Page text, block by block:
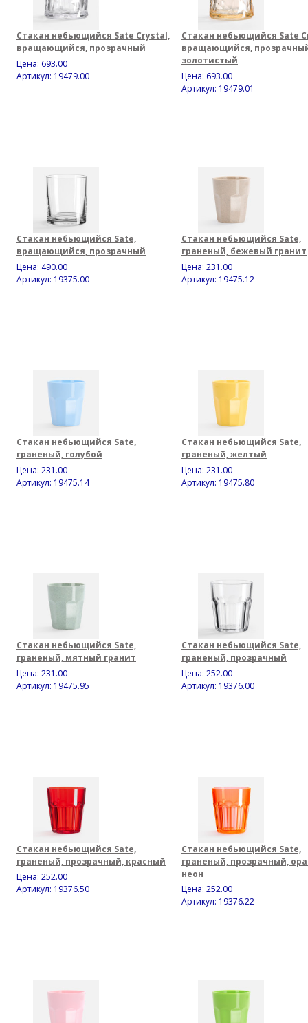
Стакан небьющийся Sate Crystal,
вращающийся, прозрачный
Цена: 693.00
Артикул: 19479.00
Стакан небьющийся Sate
вращающийся,
золотистый
Цена: 693.00
Артикул: 19479.01
Стакан небьющийся Sate,
вращающийся, прозрачный
Цена: 490.00
Артикул: 19375.00
Стакан небьющийся Sate,
граненый, бежевый гранит
Цена: 231.00
Артикул: 19475.12
Стакан небьющийся Sate,
граненый, голубой
Цена: 231.00
Артикул: 19475.14
Стакан небьющийся Sate,
граненый, желтый
Цена: 231.00
Артикул: 19475.80
Стакан небьющийся Sate,
граненый, мятный гранит
Цена: 231.00
Артикул: 19475.95
Стакан небьющийся Sate,
граненый, прозрачный
Цена: 252.00
Артикул: 19376.00
Стакан небьющийся Sate,
граненый, прозрачный, красный
Цена: 252.00
Артикул: 19376.50
Стакан небьющийся Sate,
граненый, прозрачный,
неон
Цена: 252.00
Артикул: 19376.22